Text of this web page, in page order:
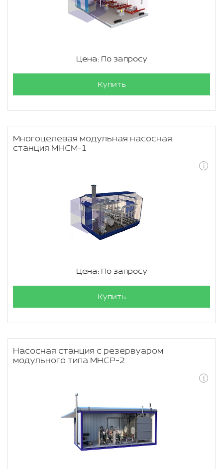
Цена: По запросу
Купить
Многоцелевая модульная насосная
станция МНСМ-1
Цена: По запросу
Купить
Насосная станция с резервуаром
модульного типа МНСР-2